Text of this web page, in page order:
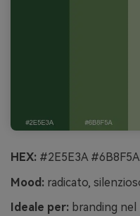
HEX: #2E5E3A
Mood: radicato,
Ideale per: branding nel